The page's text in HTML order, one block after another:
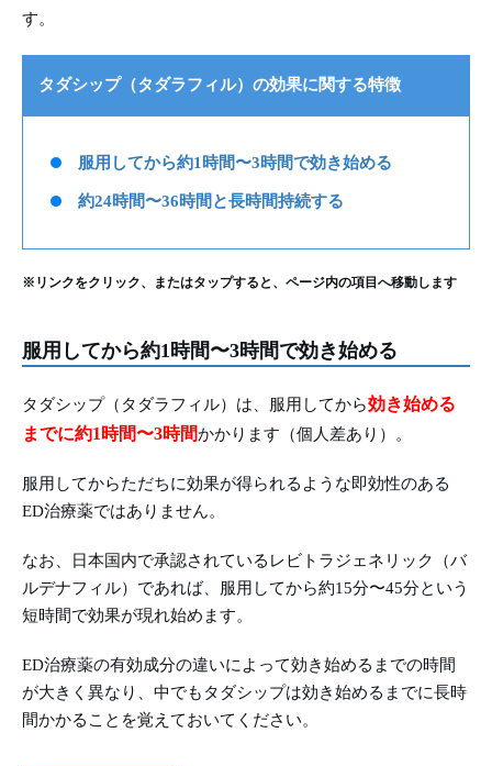
す。
タダシップ（タダラフィル）の効果に関する特徴
服用してから約1時間〜3時間で効き始める
約24時間〜36時間と長時間持続する
※リンクをクリック、またはタップすると、ページ内の項目へ移動します
服用してから約1時間〜3時間で効き始める
タダシップ（タダラフィル）は、服用してから効き始める
までに約1時間〜3時間かかります（個人差あり）。
服用してからただちに効果が得られるような即効性のある
ED治療薬ではありません。
なお、日本国内で承認されているレビトラジェネリック（バ
ルデナフィル）であれば、服用してから約15分〜45分という
短時間で効果が現れ始めます。
ED治療薬の有効成分の違いによって効き始めるまでの時間
が大きく異なり、中でもタダシップは効き始めるまでに長時
間かかることを覚えておいてください。